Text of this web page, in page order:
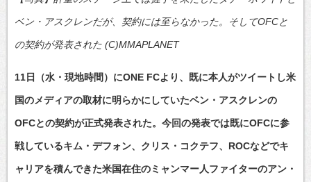
ベン・アスクレンだが、契約には至らなかった。そしてOFCと
の契約が発表された (C)MMAPLANET
11日（水・現地時間）にONE FCより、既に本人がツイートし米
国のメディアの取材に明らかにしていたベン・アスクレンの
OFCとの契約が正式発表された。今回の発表では既にOFCに参
戦しているキム・デフォン、クリス・コクテフ、ROCなどでキ
ャリアを積んできた米国在住のミャンマー人ファイターのアン・